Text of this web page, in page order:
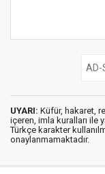
UYARI: Küfür, hakaret,
içeren, imla kuralları ile
Türkçe karakter
onaylanmamaktadır.